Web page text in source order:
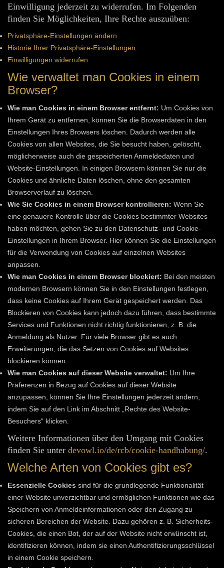
Einwilligung jederzeit zu widerrufen. Im Folgenden
finden Sie Möglichkeiten, Ihre Rechte auszuüben:
Privatsphäre-Einstellungen ändern
Historie Ihrer Privatsphäre-Einstellungen
Einwilligungen widerrufen
Wie verwaltet man Cookies in einem
Browser?
Wie man Cookies in einem Browser entfernt: Um Cookies von
Ihrem Gerät zu entfernen, können Sie die Browserdaten in den
Einstellungen Ihres Browsers löschen. Dadurch werden alle
Cookies von allen Websites, die Sie besucht haben, gelöscht,
möglicherweise auch die gespeicherten Anmeldedaten und
Website-Einstellungen. In einigen Browsern können Sie nur die
Cookies und ähnliche Daten löschen, ohne den gesamten
Browserverlauf zu löschen.
Wie Sie Cookies in einem Browser kontrollieren: Wenn Sie
eine genauere Kontrolle über die Cookies bestimmter Websites
haben möchten, gehen Sie zu den Datenschutz- und Cookie-
Einstellungen in Ihrem Browser. Hier können Sie die Einstellungen
für die Verwendung von Cookies auf einzelnen Websites
anpassen.
Wie man Cookies in einem Browser blockiert: Bei den meisten
modernen Browsern können Sie in den Einstellungen festlegen,
dass keine Cookies auf Ihrem Gerät gespeichert werden. Das
Blockieren von Cookies kann jedoch dazu führen, dass bestimmte
Services und Funktionen nicht richtig funktionieren, z. B. die
Anmeldung als Nutzer. Für viele Browser gibt es auch
Erweiterungen, die das Setzen von Cookies auf Websites
blockieren können.
Wie man Cookies auf dieser Website verwaltet: Um Ihre
Präferenzen in Bezug auf Cookies auf dieser Website
anzupassen, können Sie Ihre Einstellungen jederzeit ändern,
indem Sie auf den Link im Abschnitt „Rechte des Website-
Besuchers“ klicken.
Weitere Informationen über den Umgang mit Cookies
finden Sie unter devowl.io/de/rcb/cookie-handhabung/.
Welche Arten von Cookies gibt es?
Essenzielle Cookies sind für die grundlegende Funktionalität
einer Website unverzichtbar und ermöglichen Funktionen wie das
Speichern von Anmeldeinformationen oder den Zugang zu
sicheren Bereichen der Website. Dazu gehören z. B. Sicherheits-
Cookies, die einen Bot, der auf der Website nicht erwünscht ist,
identifizieren können, indem sie einen Authentifizierungsschlüssel
in einem Cookie speichern.